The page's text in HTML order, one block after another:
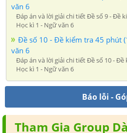
văn 6
Đáp án và lời giải chi tiết Đề số 9 - Đề
Học kì 1 - Ngữ văn 6
Đề số 10 - Đề kiểm tra 45 phút
văn 6
Đáp án và lời giải chi tiết Đề số 10 -
Học kì 1 - Ngữ văn 6
Báo lỗi -
Tham Gia Group